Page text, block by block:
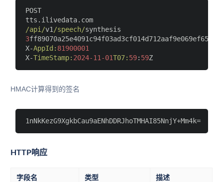
POST
tts.ilivedata.com
/api/v1 /speech/
3
X-AppId: 81900001
X-TimeStamp: 2024-11 -01T07: 59: 59 Z
HMAC计算得到的签名
1nNkKezG9XgkbCau9aENhDDRJhoTMHAI85NnjY+Mm4k=
HTTP响应
字段名 类型 描述